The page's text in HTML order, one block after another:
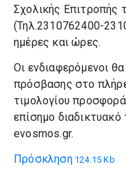
Σχολικής Επιτροπής
(Τηλ.2310762400-
ημέρες και ώρες.
Οι ενδιαφερόμενοι
πρόσβασης στο
τιμολογίου
επίσημο
evosmos.gr.
Πρόσκληση124.15 Kb